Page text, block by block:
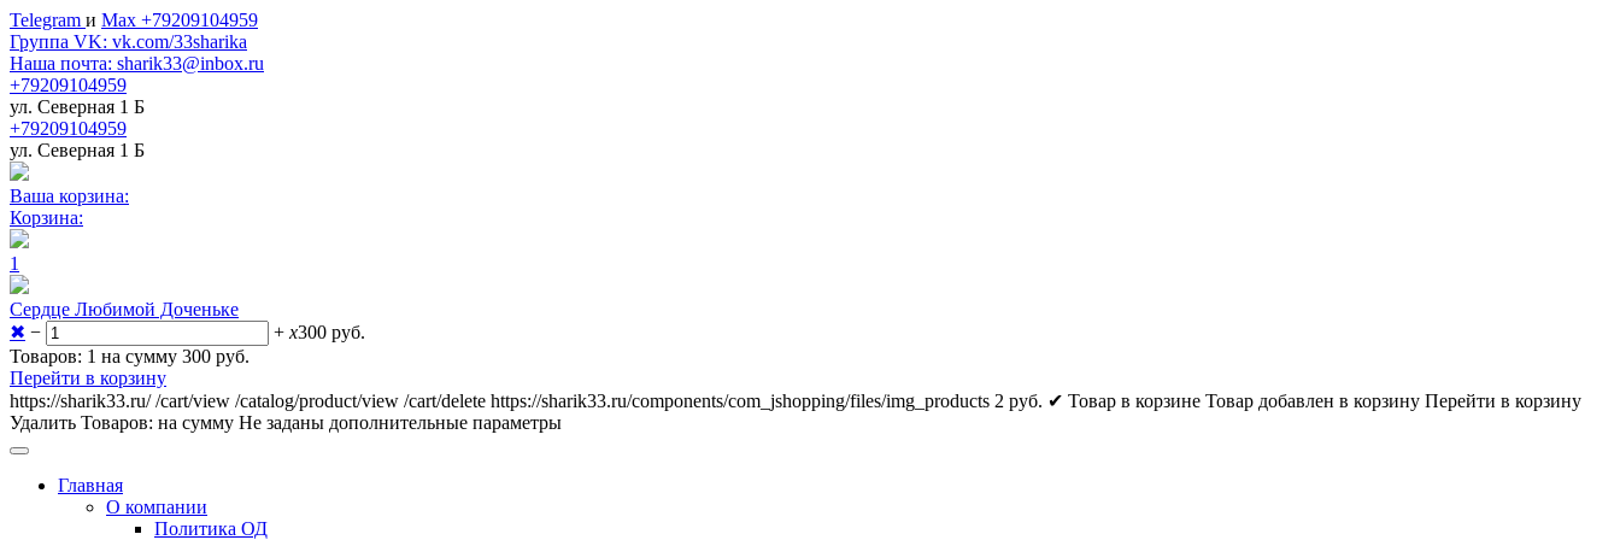
Telegram и Max +79209104959
Группа VK: vk.com/33sharika
Наша почта: sharik33@inbox.ru
+79209104959
ул. Северная 1 Б
+79209104959
ул. Северная 1 Б
Ваша корзина:
Корзина:
1
Сердце Любимой Доченьке
✖ − + x300 руб.
Товаров: 1 на сумму 300 руб.
Перейти в корзину
https://sharik33.ru/ /cart/view /catalog/product/view /cart/delete https://sharik33.ru/components/com_jshopping/files/img_products 2 руб. ✔ Товар в корзине Товар добавлен в корзину Перейти в корзину
Удалить Товаров: на сумму Не заданы дополнительные параметры
Главная
О компании
Политика ОД